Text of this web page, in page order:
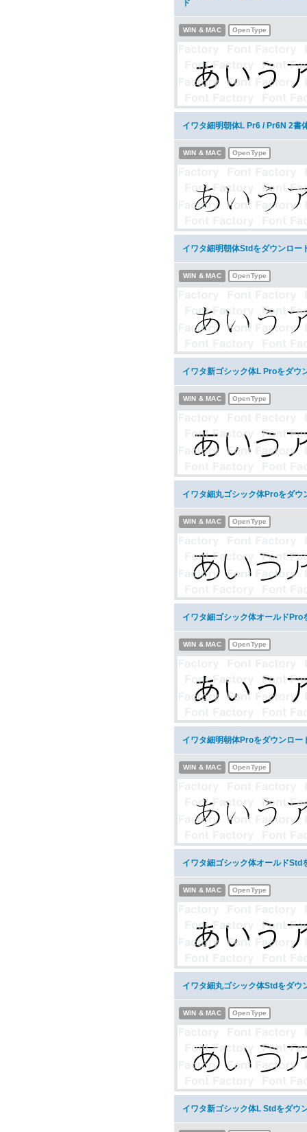
ド
WIN & MAC OpenType
イワタ細明朝体L Pr6 / Pr6N 2書
WIN & MAC OpenType
イワタ細明朝体Stdをダウンロー
WIN & MAC OpenType
イワタ新ゴシック体L Proをダウ
WIN & MAC OpenType
イワタ細丸ゴシック体Proをダウ
WIN & MAC OpenType
イワタ細ゴシック体オールドPro
WIN & MAC OpenType
イワタ細明朝体Proをダウンロー
WIN & MAC OpenType
イワタ細ゴシック体オールドStd
WIN & MAC OpenType
イワタ細丸ゴシック体Stdをダウ
WIN & MAC OpenType
イワタ新ゴシック体L Stdをダウ